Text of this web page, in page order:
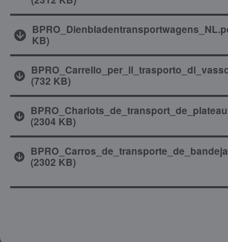
KB)
(732 KB)
(2304 KB)
(2302 KB)